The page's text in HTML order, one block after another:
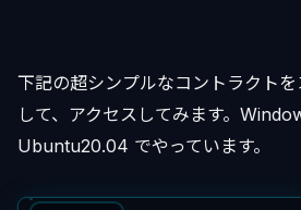
下記の超シンプルなコントラクト
して、アクセスしてみます。
Ubuntu20.04 でやっています。